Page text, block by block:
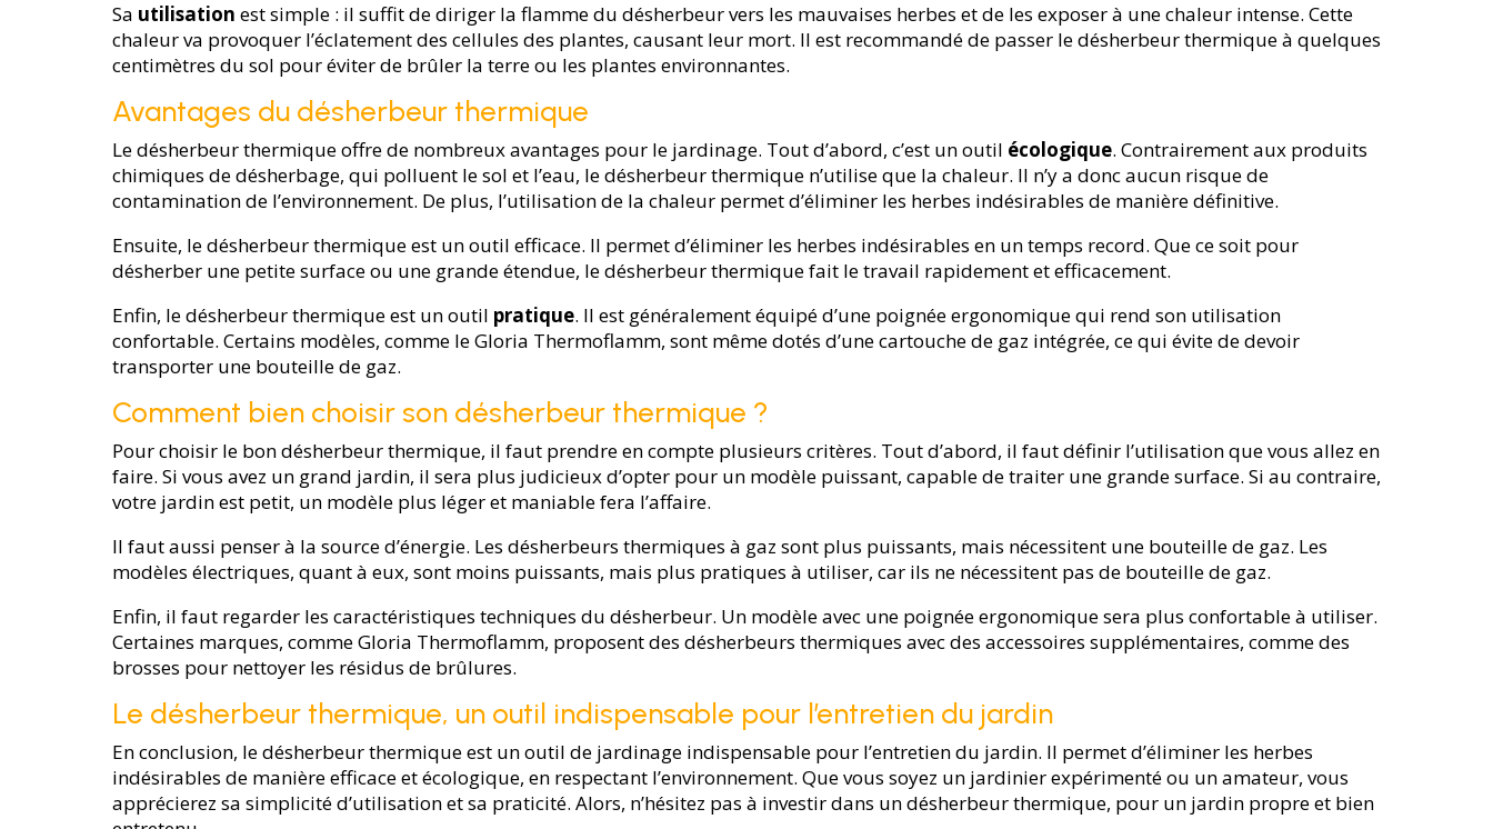
Sa utilisation est simple : il suffit de diriger la flamme du désherbeur vers les mauvaises herbes et de les exposer à une chaleur intense. Cette
chaleur va provoquer l’éclatement des cellules des plantes, causant leur mort. Il est recommandé de passer le désherbeur thermique à quelques
centimètres du sol pour éviter de brûler la terre ou les plantes environnantes.
Avantages du désherbeur thermique
Le désherbeur thermique offre de nombreux avantages pour le jardinage. Tout d’abord, c’est un outil écologique. Contrairement aux produits
chimiques de désherbage, qui polluent le sol et l’eau, le désherbeur thermique n’utilise que la chaleur. Il n’y a donc aucun risque de
contamination de l’environnement. De plus, l’utilisation de la chaleur permet d’éliminer les herbes indésirables de manière définitive.
Ensuite, le désherbeur thermique est un outil efficace. Il permet d’éliminer les herbes indésirables en un temps record. Que ce soit pour
désherber une petite surface ou une grande étendue, le désherbeur thermique fait le travail rapidement et efficacement.
Enfin, le désherbeur thermique est un outil pratique. Il est généralement équipé d’une poignée ergonomique qui rend son utilisation
confortable. Certains modèles, comme le Gloria Thermoflamm, sont même dotés d’une cartouche de gaz intégrée, ce qui évite de devoir
transporter une bouteille de gaz.
Comment bien choisir son désherbeur thermique ?
Pour choisir le bon désherbeur thermique, il faut prendre en compte plusieurs critères. Tout d’abord, il faut définir l’utilisation que vous allez en
faire. Si vous avez un grand jardin, il sera plus judicieux d’opter pour un modèle puissant, capable de traiter une grande surface. Si au contraire,
votre jardin est petit, un modèle plus léger et maniable fera l’affaire.
Il faut aussi penser à la source d’énergie. Les désherbeurs thermiques à gaz sont plus puissants, mais nécessitent une bouteille de gaz. Les
modèles électriques, quant à eux, sont moins puissants, mais plus pratiques à utiliser, car ils ne nécessitent pas de bouteille de gaz.
Enfin, il faut regarder les caractéristiques techniques du désherbeur. Un modèle avec une poignée ergonomique sera plus confortable à utiliser.
Certaines marques, comme Gloria Thermoflamm, proposent des désherbeurs thermiques avec des accessoires supplémentaires, comme des
brosses pour nettoyer les résidus de brûlures.
Le désherbeur thermique, un outil indispensable pour l’entretien du jardin
En conclusion, le désherbeur thermique est un outil de jardinage indispensable pour l’entretien du jardin. Il permet d’éliminer les herbes
indésirables de manière efficace et écologique, en respectant l’environnement. Que vous soyez un jardinier expérimenté ou un amateur, vous
apprécierez sa simplicité d’utilisation et sa praticité. Alors, n’hésitez pas à investir dans un désherbeur thermique, pour un jardin propre et bien